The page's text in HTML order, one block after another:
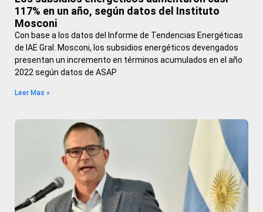
117% en un año, según datos del Instituto
Mosconi
Con base a los datos del Informe de Tendencias Energéticas
de IAE Gral. Mosconi, los subsidios energéticos devengados
presentan un incremento en términos acumulados en el año
2022 según datos de ASAP
Leer Mas »